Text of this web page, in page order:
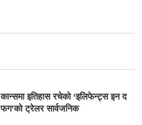
कान्समा इतिहास रचेको ‘इलिफेन्ट्स इन द
फग’को ट्रेलर सार्वजनिक